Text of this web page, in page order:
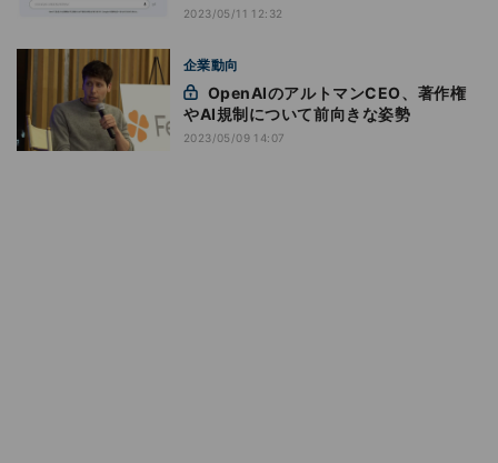
2023/05/11 12:32
企業動向
やAI規制について前向きな姿勢
2023/05/09 14:07